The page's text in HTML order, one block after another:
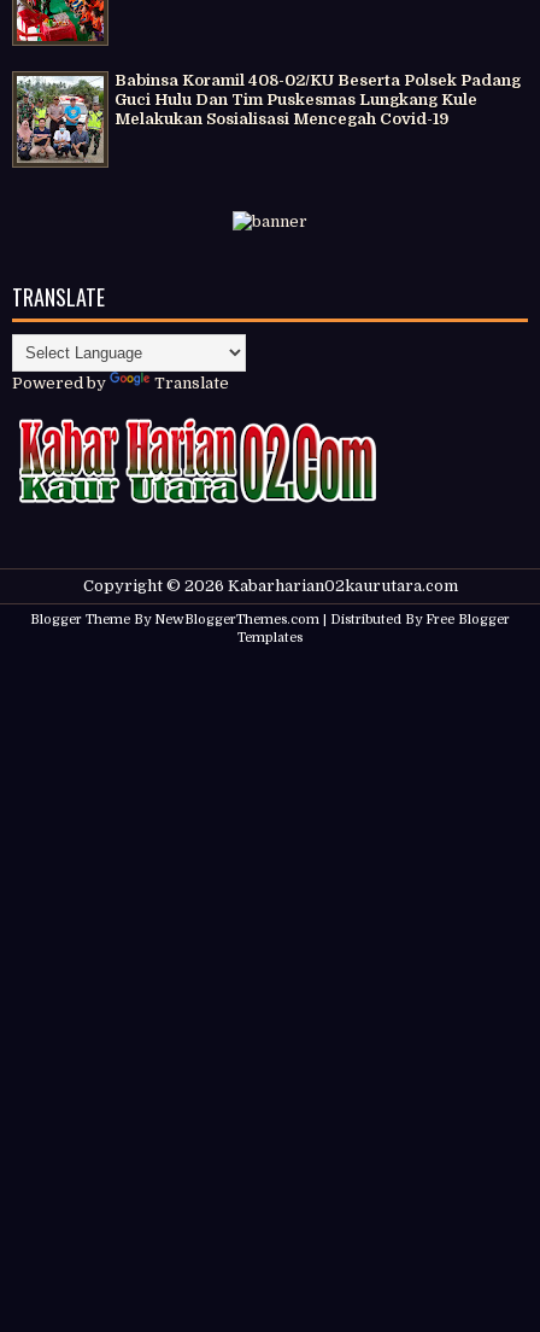
Babinsa Koramil 408-02/KU Beserta Polsek Padang
Guci Hulu Dan Tim Puskesmas Lungkang Kule
Melakukan Sosialisasi Mencegah Covid-19
TRANSLATE
Powered by Translate
Copyright © 2026 Kabarharian02kaurutara.com
Blogger Theme By NewBloggerThemes.com | Distributed ByFree Blogger
Templates